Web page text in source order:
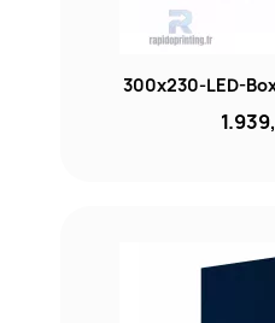
300x230-LED-